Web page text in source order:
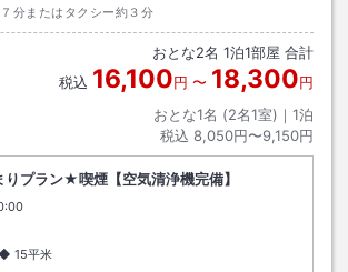
分またはタクシー約３分
おとな2名 1泊1部屋 合計
税込 16,100円 〜 18,300円
おとな1名 (2名1室)｜ 1泊
税込 8,050円〜9,150円
プラン★喫煙【空気清浄機完備】
ックアウト
◆ 15平米